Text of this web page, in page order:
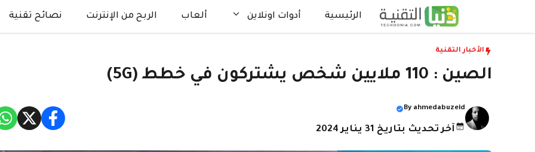
إلى
الرئيسية أدوات اونلاين ألعاب الربح من الإنترنت نصائح تقنية
الأخبار التقنية
الصين : 110 ملايين شخص يشتركون في خطط (5G)
By ahmedabuzeid
آخر تحديث بتاريخ 31 يناير 2024